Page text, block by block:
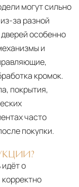
могут сильно
за разной
особенно
и
кромок.
покрытия,
часто
покупки.
о